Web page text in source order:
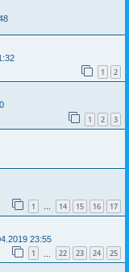
1 2
1 2 3
1 … 14 15 16 17
23:55
1 22 23 24 25